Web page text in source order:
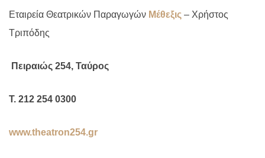
Εταιρεία Θεατρικών Παραγωγών Μέθεξις – Χρήστος
Τριπόδης
Πειραιώς 254, Ταύρος
Τ. 212 254 0300
www.theatron254.gr